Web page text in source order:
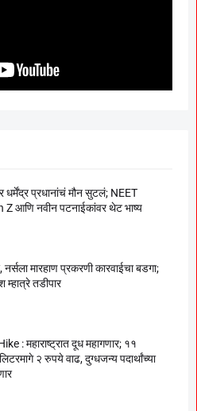
धर्मेंद्र प्रधानांचं मौन सुटलं; NEET
आणि नवीन पटनाईकांवर थेट भाष्य
नर्सला मारहाण प्रकरणी कारवाईचा बडगा;
तडीपार
: महाराष्ट्रात दूध महागणार; ११
२ रुपये वाढ, दुग्धजन्य पदार्थांच्या